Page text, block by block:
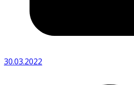
30.03.2022